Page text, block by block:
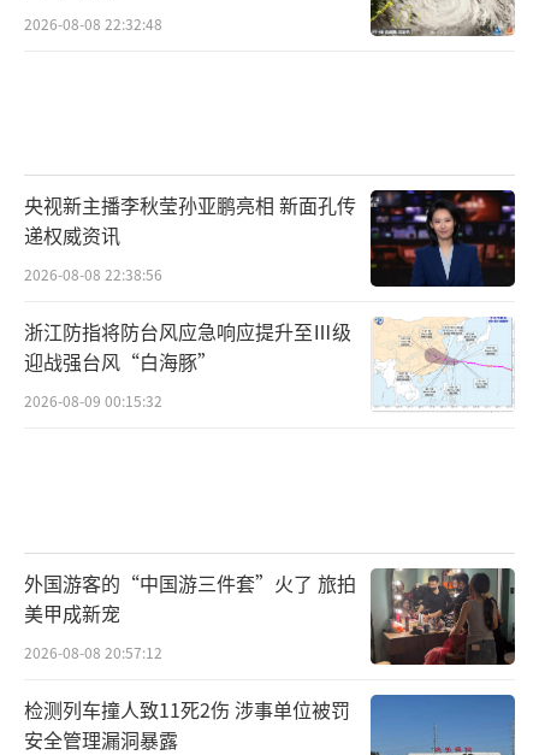
而杨冰的个人身家也水涨船高，以100亿元
上海亿元以上豪宅价格相对坚挺
上海二手房市场持续降温。
上海链家研究院的监控数据显示，5月份上
海共成交二手房1.5万套，环比下降13%，成交
金额510亿元，环比下降16%，套均总价332万
元，环比下降4%，成交均价40147元/平方米，
场情况如何？
上述中介人士向记者表示，上述绿城黄浦
湾成交价格属于正常价格，“豪宅除了亿以上
的项目成交价较为稳定外，其他价格都在下
降，约在市场价的基础上打个8到9折。”
2026-08-08 22:32:48
央视新主播李秋莹孙亚鹏亮相 新面孔传
递权威资讯
2026-08-08 22:38:56
浙江防指将防台风应急响应提升至Ⅲ级
迎战强台风“白海豚”
2026-08-09 00:15:32
外国游客的“中国游三件套”火了 旅拍
美甲成新宠
2026-08-08 20:57:12
检测列车撞人致11死2伤 涉事单位被罚
安全管理漏洞暴露